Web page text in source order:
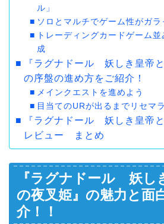
ル」
ソロとマルチでゲーム性がガ
トレーディングカードゲーム
成
『ラグナドール 妖しき皇帝
の序盤の進め方をご紹介！
メインクエストを進めよう
目当てのURが出るまでリセマ
『ラグナドール 妖しき皇帝
レビュー まとめ
『ラグナドール 妖し
の夜叉姫』の魅力と面
介！！